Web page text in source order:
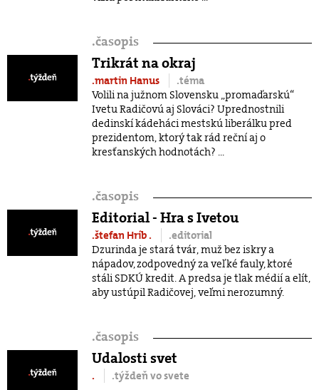
.časopis
Trikrát na okraj
.martin Hanus
.téma
Volili na južnom Slovensku „promaďarskú“
Ivetu Radičovú aj Slováci? Uprednostnili
dedinskí kádeháci mestskú liberálku pred
prezidentom, ktorý tak rád reční aj o
kresťanských hodnotách? ...
.časopis
Editorial - Hra s Ivetou
.štefan Hríb.
.editorial
Dzurinda je stará tvár, muž bez iskry a
nápadov, zodpovedný za veľké fauly, ktoré
stáli SDKÚ kredit. A predsa je tlak médií a elít,
aby ustúpil Radičovej, veľmi nerozumný.
.časopis
Udalosti svet
. .týždeň vo svete